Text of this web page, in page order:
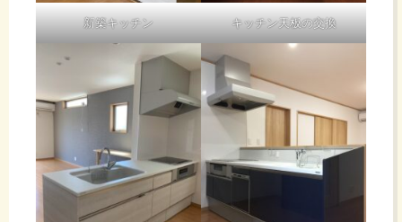
新築キッチン キッチン天板の交換